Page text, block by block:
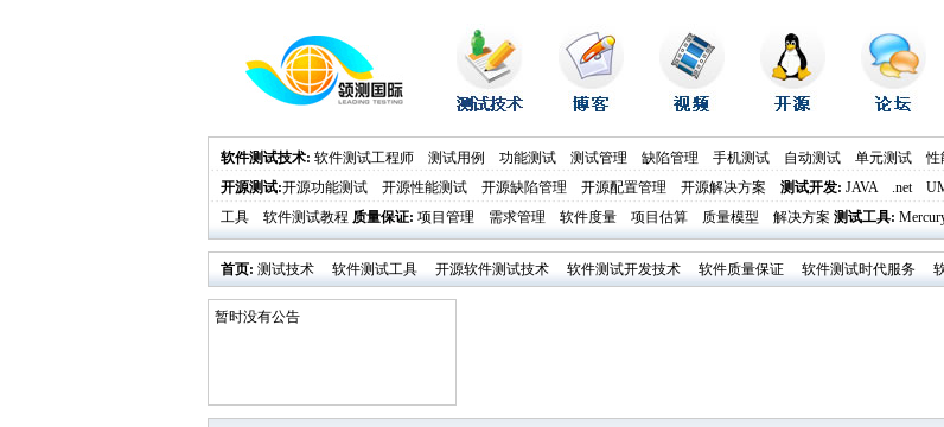
软件测试技术: 软件测试工程师 测试用例 功能测试 测试管理 缺陷管理 手机测试 自动测试 单元测试 性
开源测试:开源功能测试 开源性能测试 开源缺陷管理 开源配置管理 开源解决方案 测试开发: JAVA .net
工具
软件测试教程 质量保证: 项目管理 需求管理 软件度量 项目估算 质量模型 解决方案 测试工具:
首页: 测试技术 软件测试工具 开源软件测试技术 软件测试开发技术 软件质量保证 软件测试时代服务
业界新闻
软件测试时代活动发布
暂时没有公告